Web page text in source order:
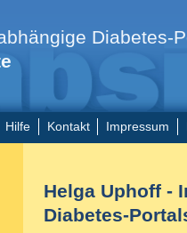
Diabetes-
Hilfe Kontakt Impressum
Helga Uphoff -
Diabetes-